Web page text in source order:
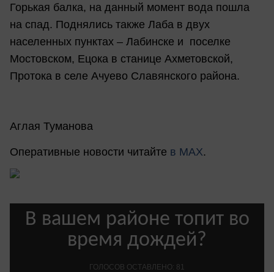
Горькая балка, на данный момент вода пошла
на спад. Поднялись также Лаба в двух
населенных пунктах – Лабинске и поселке
Мостовском, Ецока в станице Ахметовской,
Протока в селе Ачуево Славянского района.
Аглая Туманова
Оперативные новости читайте в МАХ.